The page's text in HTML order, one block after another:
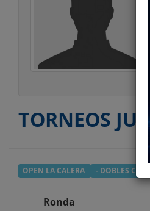
TORNEOS
OPEN LA CALERA - DOBLES C
Ronda